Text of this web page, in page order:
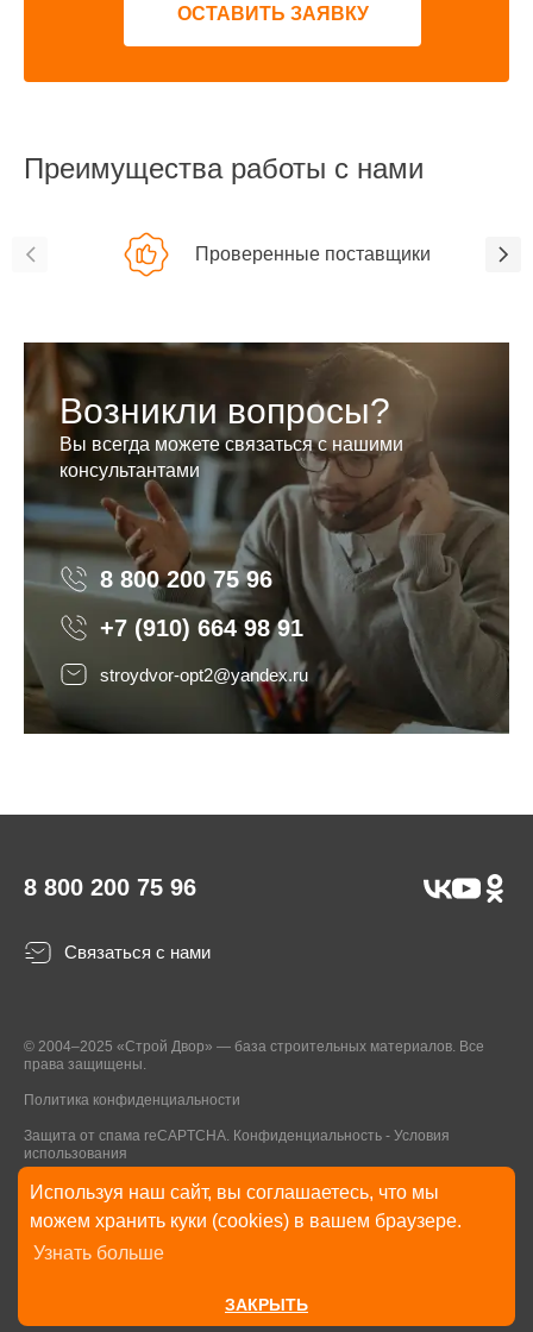
Используя наш сайт, вы соглашаетесь, что мы
можем хранить куки (cookies) в вашем браузере.
Узнать больше
ЗАКРЫТЬ
ОСТАВИТЬ ЗАЯВКУ
Преимущества работы с нами
Проверенные поставщики
Возникли вопросы?
Вы всегда можете связаться с нашими
консультантами
8 800 200 75 96 8 800 200 75 96
+7 (910) 664 98 91
stroydvor-opt2@yandex.ru
8 800 200 75 96
Связаться с нами
© 2004–2025 «Строй Двор» — база строительных материалов. Все
права защищены.
Политика конфиденциальности
Защита от спама reCAPTCHA. Конфиденциальность - Условия
использования
* Указанные на Сайте цены, комплектации, описания и технические
характеристики могут быть изменены в любое время без уведомления
пользователей Сайта. Внешний вид товаров и упаковки может